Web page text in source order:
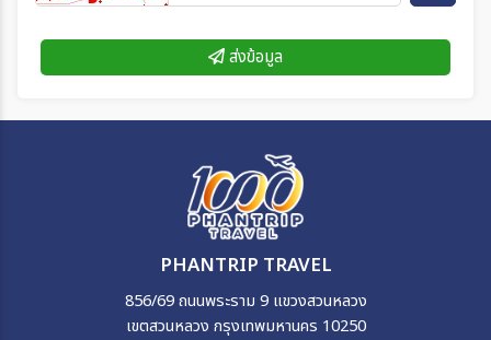
ส่งข้อมูล
PHANTRIP TRAVEL
856/69 ถนนพระราม 9 แขวงสวนหลวง
เขตสวนหลวง กรุงเทพมหานคร 10250